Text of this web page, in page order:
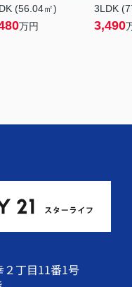
(56.04㎡)
万円
3LDK
3,490
丁目11番1号